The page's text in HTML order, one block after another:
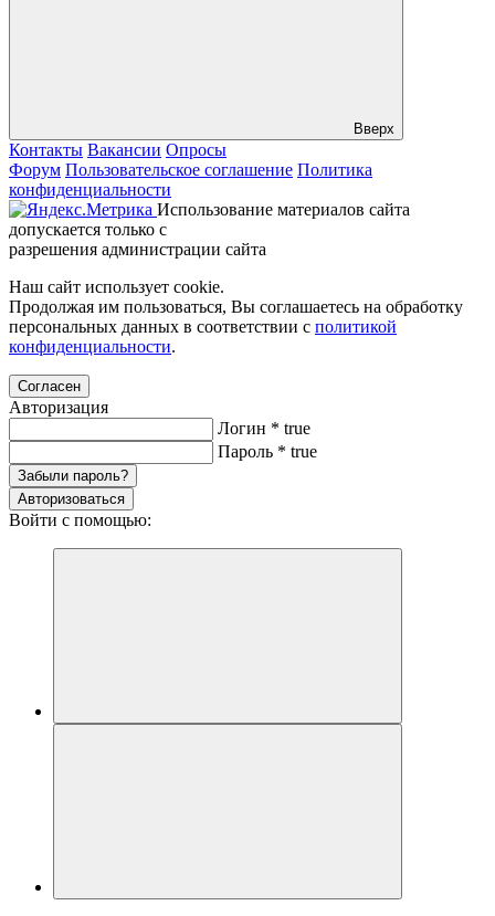
Вверх
Контакты Вакансии Опросы
Форум Пользовательское соглашение Политика
конфиденциальности
Использование материалов сайта
допускается только с
разрешения администрации сайта
Наш сайт использует cookie.
Продолжая им пользоваться, Вы соглашаетесь на обработку
персональных данных в соответствии с политикой
конфиденциальности.
Согласен
Авторизация
Логин * true
Пароль * true
Забыли пароль?
Авторизоваться
Войти с помощью: